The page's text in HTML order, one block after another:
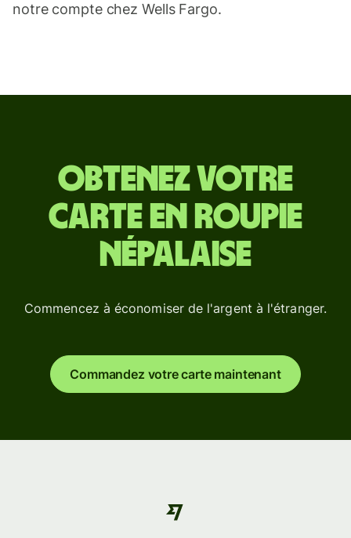
notre compte chez Wells Fargo.
Obtenez votre
carte en roupie
népalaise
Commencez à économiser de l'argent à l'étranger.
Commandez votre carte maintenant